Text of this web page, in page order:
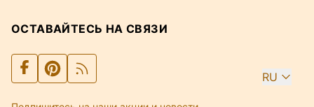
ОСТАВАЙТЕСЬ НА СВЯЗИ
RU